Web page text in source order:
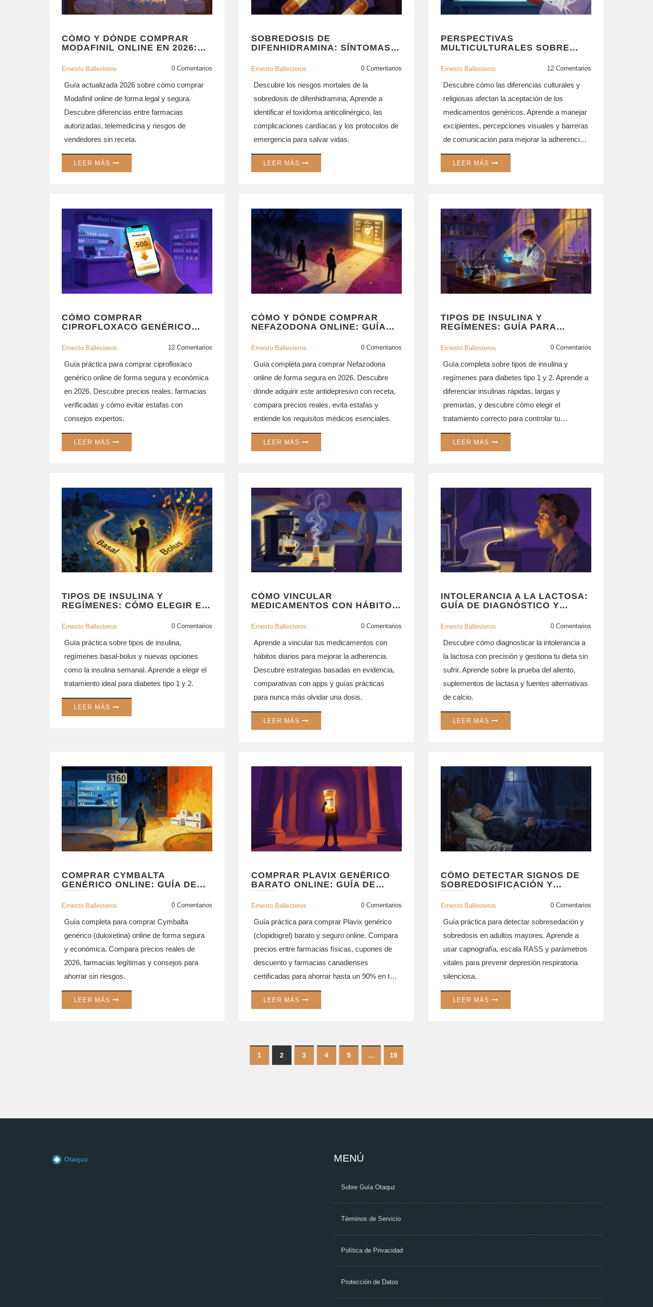
CÓMO Y DÓNDE COMPRAR
MODAFINIL ONLINE EN 2026:
GUÍA LEGAL Y SEGURA
Ernesto Ballesteros 0 Comentarios
Guía actualizada 2026 sobre cómo comprar
Modafinil online de forma legal y segura.
Descubre diferencias entre farmacias
autorizadas, telemedicina y riesgos de
vendedores sin receta.
LEER MÁS
SOBREDOSIS DE
DIFENHIDRAMINA: SÍNTOMAS,
TOXICIDAD Y RESPUESTA DE
EMERGENCIA
Ernesto Ballesteros 0 Comentarios
Descubre los riesgos mortales de la
sobredosis de difenhidramina. Aprende a
identificar el toxidoma anticolinérgico, las
complicaciones cardíacas y los protocolos de
emergencia para salvar vidas.
LEER MÁS
PERSPECTIVAS
MULTICULTURALES SOBRE
MEDICAMENTOS GENÉRICOS:
CONSIDERACIONES
EDUCACIÓN DEL PACIENTE
Ernesto Ballesteros 12 Comentarios
Descubre cómo las diferencias culturales y
religiosas afectan la aceptación de los
medicamentos genéricos. Aprende a manejar
excipientes, percepciones visuales y barreras
de comunicación para mejorar la adherencia
al tratamiento.
LEER MÁS
CÓMO COMPRAR
CIPROFLOXACO GENÉRICO
ONLINE DE FORMA SEGURA Y
BARATA EN 2026
Ernesto Ballesteros 12 Comentarios
Guía práctica para comprar ciprofloxaco
genérico online de forma segura y económica
en 2026. Descubre precios reales, farmacias
verificadas y cómo evitar estafas con
consejos expertos.
LEER MÁS
CÓMO Y DÓNDE COMPRAR
NEFAZODONA ONLINE: GUÍA
SEGURA PARA 2026
Ernesto Ballesteros 0 Comentarios
Guía completa para comprar Nefazodona
online de forma segura en 2026. Descubre
dónde adquirir este antidepresivo con receta,
compara precios reales, evita estafas y
entiende los requisitos médicos esenciales.
LEER MÁS
TIPOS DE INSULINA Y
REGÍMENES: GUÍA PARA
ELEGIR EL TRATAMIENTO
CORRECTO
Ernesto Ballesteros 0 Comentarios
Guía completa sobre tipos de insulina y
regímenes para diabetes tipo 1 y 2. Aprende a
diferenciar insulinas rápidas, largas y
premixtas, y descubre cómo elegir el
tratamiento correcto para controlar tu
glucemia.
LEER MÁS
TIPOS DE INSULINA Y
REGÍMENES: CÓMO ELEGIR EL
TRATAMIENTO CORRECTO
PARA LA DIABETES
Ernesto Ballesteros 0 Comentarios
Guía práctica sobre tipos de insulina,
regímenes basal-bolus y nuevas opciones
como la insulina semanal. Aprende a elegir el
tratamiento ideal para diabetes tipo 1 y 2.
LEER MÁS
CÓMO VINCULAR
MEDICAMENTOS CON HÁBITOS
DIARIOS PARA MEJORAR LA
ADHERENCIA
Ernesto Ballesteros 0 Comentarios
Aprende a vincular tus medicamentos con
hábitos diarios para mejorar la adherencia.
Descubre estrategias basadas en evidencia,
comparativas con apps y guías prácticas
para nunca más olvidar una dosis.
LEER MÁS
INTOLERANCIA A LA LACTOSA:
GUÍA DE DIAGNÓSTICO Y
ESTRATEGIAS DIETÉTICAS
Ernesto Ballesteros 0 Comentarios
Descubre cómo diagnosticar la intolerancia a
la lactosa con precisión y gestiona tu dieta sin
sufrir. Aprende sobre la prueba del aliento,
suplementos de lactasa y fuentes alternativas
de calcio.
LEER MÁS
COMPRAR CYMBALTA
GENÉRICO ONLINE: GUÍA DE
PRECIOS, FARMACIAS
LEGALES Y SEGURIDAD
Ernesto Ballesteros 0 Comentarios
Guía completa para comprar Cymbalta
genérico (duloxetina) online de forma segura
y económica. Compara precios reales de
2026, farmacias legítimas y consejos para
ahorrar sin riesgos.
LEER MÁS
COMPRAR PLAVIX GENÉRICO
BARATO ONLINE: GUÍA DE
PRECIOS Y FARMACIAS
SEGURAS
Ernesto Ballesteros 0 Comentarios
Guía práctica para comprar Plavix genérico
(clopidogrel) barato y seguro online. Compara
precios entre farmacias físicas, cupones de
descuento y farmacias canadienses
certificadas para ahorrar hasta un 90% en tu
tratamiento cardiovascular.
LEER MÁS
CÓMO DETECTAR SIGNOS DE
SOBREDOSIFICACIÓN Y
SOBRESEDACIÓN EN ADULTOS
MAYORES: GUÍA PRÁCTICA
Ernesto Ballesteros 0 Comentarios
Guía práctica para detectar sobresedación y
sobredosis en adultos mayores. Aprende a
usar capnografía, escala RASS y parámetros
vitales para prevenir depresión respiratoria
silenciosa.
LEER MÁS
1 2 3 4 5 … 19
MENÚ
Sobre Guía Otaquz
Términos de Servicio
Política de Privacidad
Protección de Datos